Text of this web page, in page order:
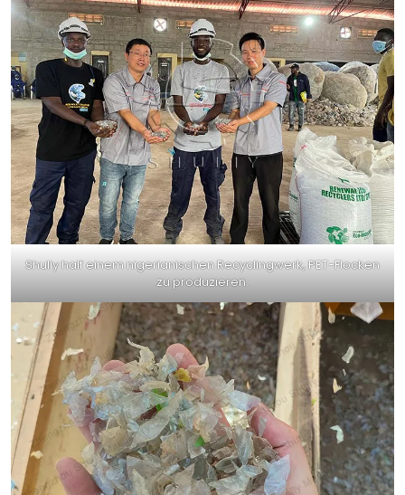
Shuliy half einem nigerianischen Recyclingwerk, PET-Flocken
zu produzieren.